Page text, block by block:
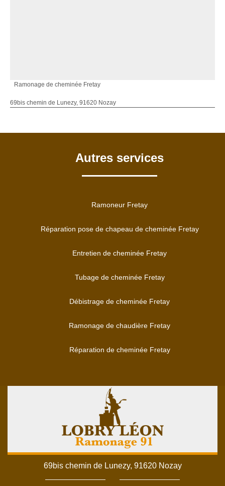
Ramonage de cheminée Fretay
69bis chemin de Lunezy, 91620 Nozay
Autres services
Ramoneur Fretay
Réparation pose de chapeau de cheminée Fretay
Entretien de cheminée Fretay
Tubage de cheminée Fretay
Débistrage de cheminée Fretay
Ramonage de chaudière Fretay
Réparation de cheminée Fretay
69bis chemin de Lunezy, 91620 Nozay